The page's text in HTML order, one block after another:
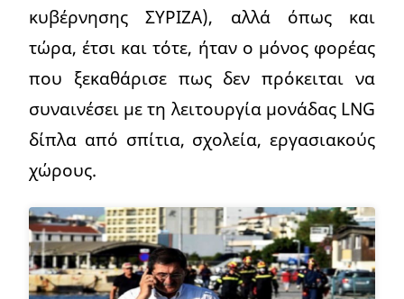
κυβέρνησης ΣΥΡΙΖΑ), αλλά όπως και
τώρα, έτσι και τότε, ήταν ο μόνος φορέας
που ξεκαθάρισε πως δεν πρόκειται να
συναινέσει με τη λειτουργία μονάδας LNG
δίπλα από σπίτια, σχολεία, εργασιακούς
χώρους.